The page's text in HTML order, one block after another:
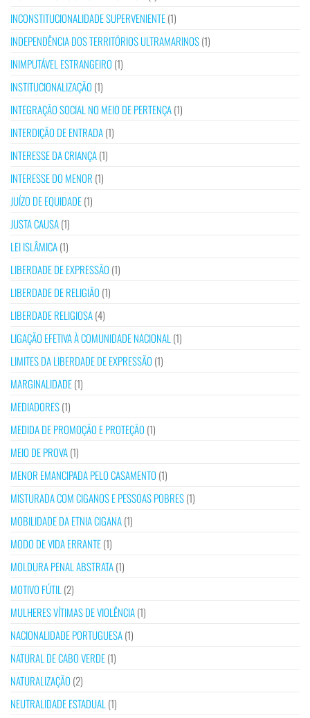
INCONSTITUCIONALIDADE SUPERVENIENTE(1)
INDEPENDÊNCIA DOS TERRITÓRIOS ULTRAMARINOS(1)
INIMPUTÁVEL ESTRANGEIRO (1)
INSTITUCIONALIZAÇÃO (1)
INTEGRAÇÃO SOCIAL NO MEIO DE PERTENÇA(1)
INTERDIÇÃO DE ENTRADA(1)
INTERESSE DA CRIANÇA(1)
INTERESSE DO MENOR (1)
JUÍZO DE EQUIDADE(1)
JUSTA CAUSA(1)
LEI ISLÂMICA(1)
LIBERDADE DE EXPRESSÃO (1)
LIBERDADE DE RELIGIÃO (1)
LIBERDADE RELIGIOSA(4)
LIGAÇÃO EFETIVA À COMUNIDADE NACIONAL (1)
LIMITES DA LIBERDADE DE EXPRESSÃO (1)
MARGINALIDADE(1)
MEDIADORES(1)
MEDIDA DE PROMOÇÃO E PROTEÇÃO (1)
MEIO DE PROVA(1)
MENOR EMANCIPADA PELO CASAMENTO (1)
MISTURADA COM CIGANOS E PESSOAS POBRES(1)
MOBILIDADE DA ETNIA CIGANA(1)
MODO DE VIDA ERRANTE(1)
MOLDURA PENAL ABSTRATA(1)
MOTIVO FÚTIL (2)
MULHERES VÍTIMAS DE VIOLÊNCIA(1)
NACIONALIDADE PORTUGUESA(1)
NATURAL DE CABO VERDE(1)
NATURALIZAÇÃO (2)
NEUTRALIDADE ESTADUAL (1)